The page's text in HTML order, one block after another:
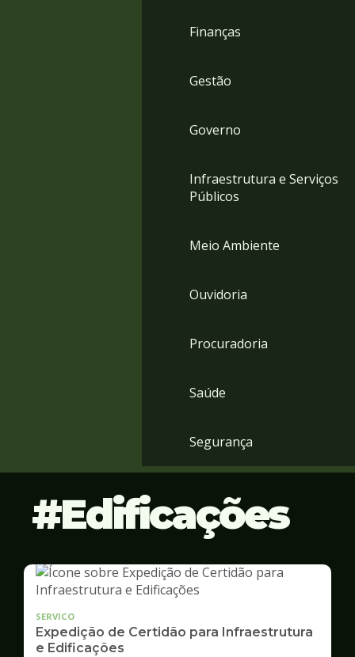
Finanças
Gestão
Governo
Infraestrutura e Serviços
Públicos
Meio Ambiente
Ouvidoria
Procuradoria
Saúde
Segurança
Edificações
SERVICO
Expedição de Certidão para Infraestrutura
e Edificações